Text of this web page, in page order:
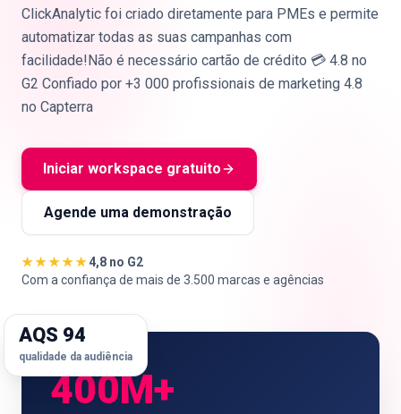
🇵🇹PT
ClickAnalytic foi criado diretamente para PMEs e permite
automatizar todas as suas campanhas com
facilidade!Não é necessário cartão de crédito 💳 4.8 no
G2 Confiado por +3 000 profissionais de marketing 4.8
no Capterra
Iniciar workspace gratuito
Agende uma demonstração
★★★★★4,8 no G2
Com a confiança de mais de 3.500 marcas e agências
400M+
AQS 94
qualidade da audiência